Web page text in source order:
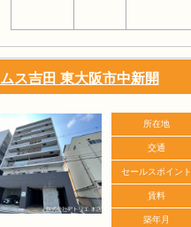
ムス吉田 東大阪市中新開
所在地
交通
セールスポイント
賃料
築年月